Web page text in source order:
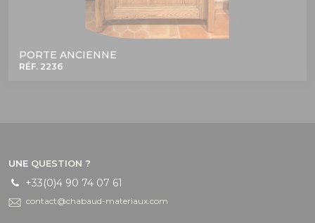
PORTE ANCIENNE
RÉF. 2236
UNE QUESTION ?
+33(0)4 90 74 07 61
contact@chabaud-materiaux.com